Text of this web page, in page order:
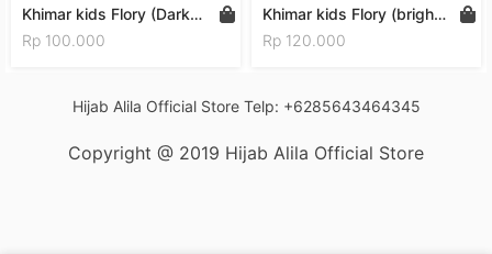
Khimar kids Flory (Dark
Flory)
Rp 100.000
Khimar kids Flory (bright
flory)
Rp 120.000
Hijab Alila Official Store Telp: +6285643464345
Copyright @ 2019 Hijab Alila Official Store